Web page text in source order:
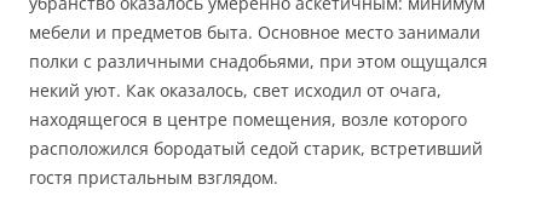
мебели и предметов быта. Основное место занимали
полки с различными снадобьями, при этом ощущался
некий уют. Как оказалось, свет исходил от очага,
находящегося в центре помещения, возле которого
расположился бородатый седой старик, встретивший
гостя пристальным взглядом.